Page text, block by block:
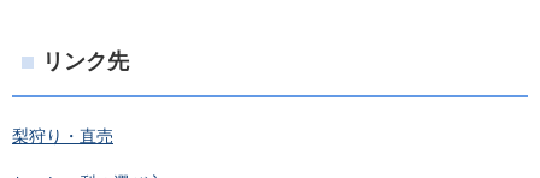
リンク先
梨狩り・直売